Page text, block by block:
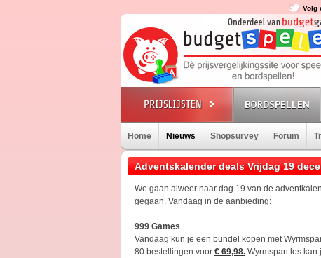
Volg
BORDSPELLEN
Home Nieuws Shopsurvey Forum
Adventskalender deals Vrijdag 19
We gaan alweer naar dag 19 van de
gegaan. Vandaag in de aanbieding:
999 Games
Vandaag kun je een bundel kopen met
80 bestellingen voor € 69,98. Wyrmspan los kan